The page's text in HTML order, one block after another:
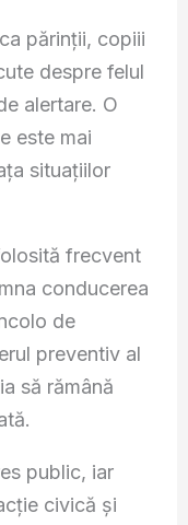
părinții, copiii
despre felul
alertare. O
este mai
situațiilor
frecvent
conducerea
de
preventiv al
să rămână
public, iar
civică și